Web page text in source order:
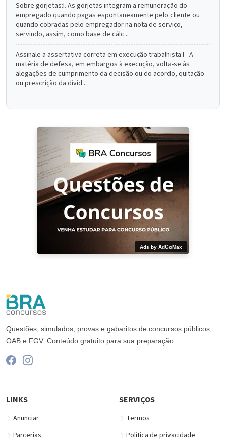
Sobre gorjetas:I. As gorjetas integram a remuneração do
empregado quando pagas espontaneamente pelo cliente ou
quando cobradas pelo empregador na nota de serviço,
servindo, assim, como base de cálc...
Assinale a assertativa correta em execução trabalhista:I - A
matéria de defesa, em embargos à execução, volta-se às
alegaçôes de cumprimento da decisão ou do acordo, quitação
ou prescrição da dívid...
Ads by AdGoMax
Questões, simulados, provas e gabaritos de concursos públicos,
OAB e FGV. Conteúdo gratuito para sua preparação.
LINKS
Anunciar
Parcerias
SERVIÇOS
Termos
Política de privacidade